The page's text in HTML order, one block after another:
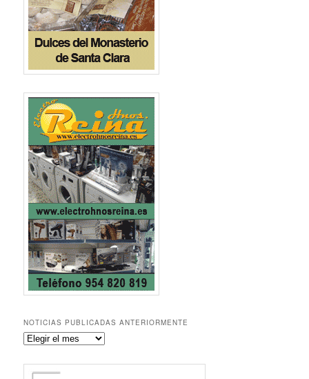
NOTICIAS PUBLICADAS ANTERIORMENTE
Noticias
anteriormente